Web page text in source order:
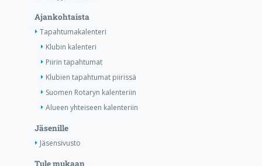
Ajankohtaista
Tapahtumakalenteri
Klubin kalenteri
Piirin tapahtumat
Klubien tapahtumat piirissä
Suomen Rotaryn kalenteriin
Alueen yhteiseen kalenteriin
Jäsenille
Jäsensivusto
Tule mukaan